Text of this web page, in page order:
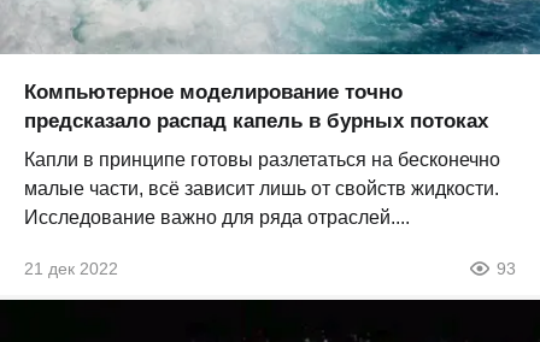
Компьютерное моделирование точно
предсказало распад капель в бурных потоках
Капли в принципе готовы разлетаться на бесконечно
малые части, всё зависит лишь от свойств жидкости.
Исследование важно для ряда отраслей....
21 дек 2022 93